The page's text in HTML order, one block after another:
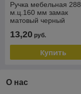
Ручка мебельная 288
м.ц.160 мм замак
матовый черный
13,20 руб.
Купить
О нас